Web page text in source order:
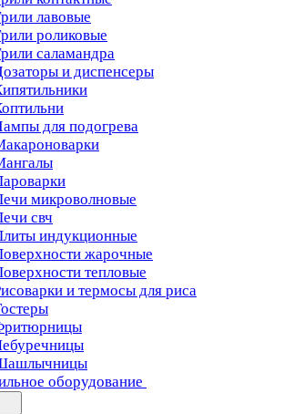
лавовые
роликовые
саламандра
и диспенсеры
для подогрева
микроволновые
свч
индукционные
жарочные
тепловые
и термосы для риса
оборудование